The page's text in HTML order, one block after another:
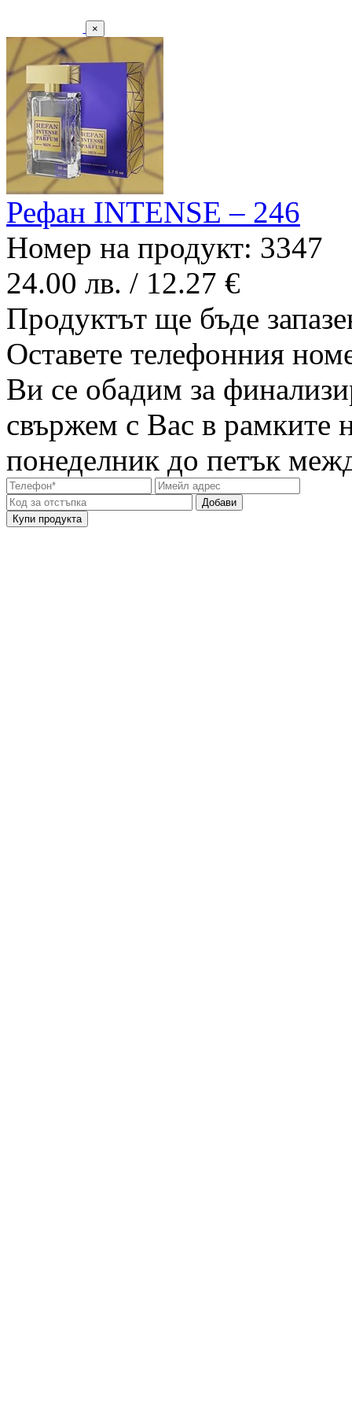
×
Рефан INTENSE – 246
Номер на продукт: 3347
24.00 лв. / 12.27 €
Продуктът ще бъде
Оставете телефонния
Ви се обадим за
свържем с Вас в рамките
понеделник до петък